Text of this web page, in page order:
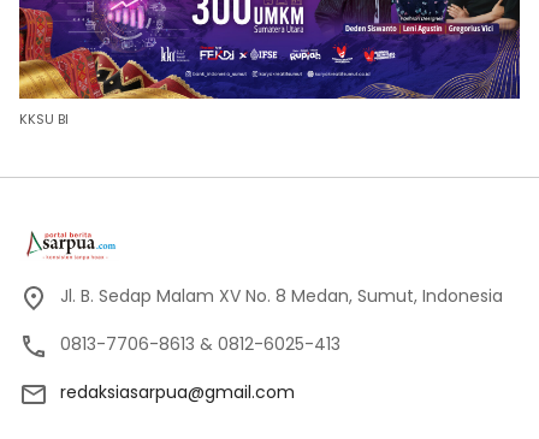
KKSU BI
Jl. B. Sedap Malam XV No. 8 Medan, Sumut, Indonesia
0813-7706-8613 & 0812-6025-413
redaksiasarpua@gmail.com